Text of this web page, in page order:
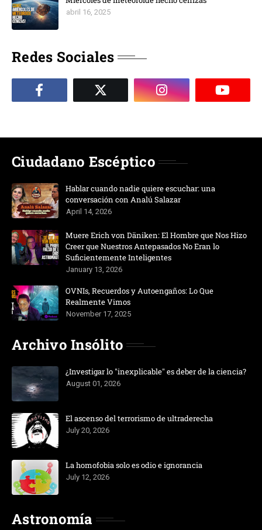
abril 16, 2025
Redes Sociales
Ciudadano Escéptico
Hablar cuando nadie quiere escuchar: una
conversación con Analú Salazar
April 14, 2026
Muere Erich von Däniken: El Hombre que Nos Hizo
Creer que Nuestros Antepasados No Eran lo
Suficientemente Inteligentes
January 13, 2026
OVNIs, Recuerdos y Autoengaños: Lo Que
Realmente Vimos
November 17, 2025
Archivo Insólito
¿Investigar lo "inexplicable" es deber de la ciencia?
August 01, 2026
El ascenso del terrorismo de ultraderecha
July 20, 2026
La homofobia solo es odio e ignorancia
July 12, 2026
Astronomía